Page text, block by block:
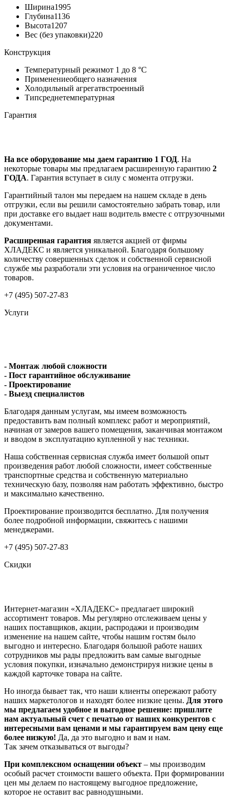
Ширина1995
Глубина1136
Высота1207
Вес (без упаковки)220
Конструкция
Температурный режимот 1 до 8 °C
Применениеобщего назначения
Холодильный агрегатвстроенный
Типсреднетемпературная
Гарантия
На все оборудование мы даем гарантию 1 ГОД. На
некоторые товары мы предлагаем расширенную гарантию 2
ГОДА. Гарантия вступает в силу с момента отгрузки.
Гарантийный талон мы передаем на нашем складе в день
отгрузки, если вы решили самостоятельно забрать товар, или
при доставке его выдает наш водитель вместе с отгрузочными
документами.
Расширенная гарантия является акцией от фирмы
ХЛАДЕКС и является уникальной. Благодаря большому
количеству совершенных сделок и собственной сервисной
службе мы разработали эти условия на ограниченное число
товаров.
+7 (495) 507-27-83
Услуги
- Монтаж любой сложности
- Пост гарантийное обслуживание
- Проектирование
- Выезд специалистов
Благодаря данным услугам, мы имеем возможность
предоставить вам полный комплекс работ и мероприятий,
начиная от замеров вашего помещения, заканчивая монтажом
и вводом в эксплуатацию купленной у нас техники.
Наша собственная сервисная служба имеет большой опыт
произведения работ любой сложности, имеет собственные
транспортные средства и собственную материально
техническую базу, позволяя нам работать эффективно, быстро
и максимально качественно.
Проектирование производится бесплатно. Для получения
более подробной информации, свяжитесь с нашими
менеджерами.
+7 (495) 507-27-83
Скидки
Интернет-магазин «ХЛАДЕКС» предлагает широкий
ассортимент товаров. Мы регулярно отслеживаем цены у
наших поставщиков, акции, распродажи и производим
изменение на нашем сайте, чтобы нашим гостям было
выгодно и интересно. Благодаря большой работе наших
сотрудников мы рады предложить вам самые выгодные
условия покупки, изначально демонстрируя низкие цены в
каждой карточке товара на сайте.
Но иногда бывает так, что наши клиенты опережают работу
наших маркетологов и находят более низкие цены. Для этого
мы предлагаем удобное и выгодное решение: пришлите
нам актуальный счет с печатью от наших конкурентов с
интересными вам ценами и мы гарантируем вам цену еще
более низкую! Да, да это выгодно и вам и нам.
Так зачем отказываться от выгоды?
При комплексном оснащении объект – мы производим
особый расчет стоимости вашего объекта. При формировании
цен мы делаем по настоящему выгодное предложение,
которое не оставит вас равнодушными.